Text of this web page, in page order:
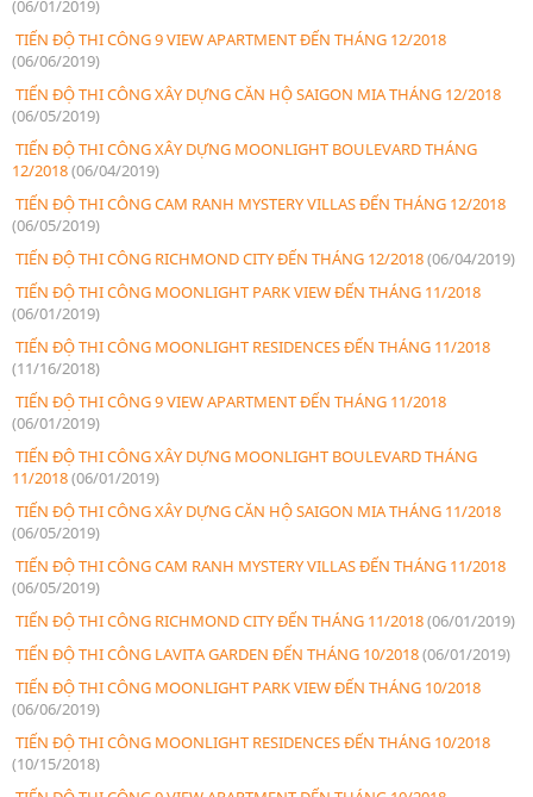
(06/01/2019)
TIẾN ĐỘ THI CÔNG 9 VIEW APARTMENT ĐẾN THÁNG 12/2018
(06/06/2019)
TIẾN ĐỘ THI CÔNG XÂY DỰNG CĂN HỘ SAIGON MIA THÁNG 12/2018
(06/05/2019)
TIẾN ĐỘ THI CÔNG XÂY DỰNG MOONLIGHT BOULEVARD THÁNG
12/2018(06/04/2019)
TIẾN ĐỘ THI CÔNG CAM RANH MYSTERY VILLAS ĐẾN THÁNG 12/2018
(06/05/2019)
TIẾN ĐỘ THI CÔNG RICHMOND CITY ĐẾN THÁNG 12/2018(06/04/2019)
TIẾN ĐỘ THI CÔNG MOONLIGHT PARK VIEW ĐẾN THÁNG 11/2018
(06/01/2019)
TIẾN ĐỘ THI CÔNG MOONLIGHT RESIDENCES ĐẾN THÁNG 11/2018
(11/16/2018)
TIẾN ĐỘ THI CÔNG 9 VIEW APARTMENT ĐẾN THÁNG 11/2018
(06/01/2019)
TIẾN ĐỘ THI CÔNG XÂY DỰNG MOONLIGHT BOULEVARD THÁNG
11/2018(06/01/2019)
TIẾN ĐỘ THI CÔNG XÂY DỰNG CĂN HỘ SAIGON MIA THÁNG 11/2018
(06/05/2019)
TIẾN ĐỘ THI CÔNG CAM RANH MYSTERY VILLAS ĐẾN THÁNG 11/2018
(06/05/2019)
TIẾN ĐỘ THI CÔNG RICHMOND CITY ĐẾN THÁNG 11/2018(06/01/2019)
TIẾN ĐỘ THI CÔNG LAVITA GARDEN ĐẾN THÁNG 10/2018(06/01/2019)
TIẾN ĐỘ THI CÔNG MOONLIGHT PARK VIEW ĐẾN THÁNG 10/2018
(06/06/2019)
TIẾN ĐỘ THI CÔNG MOONLIGHT RESIDENCES ĐẾN THÁNG 10/2018
(10/15/2018)